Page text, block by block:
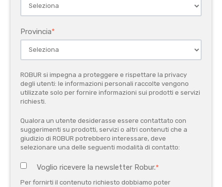
Provincia*
ROBUR si impegna a proteggere e rispettare la privacy
degli utenti: le informazioni personali raccolte vengono
utilizzate solo per fornire informazioni sui prodotti e servizi
richiesti.
Qualora un utente desiderasse essere contattato con
suggerimenti su prodotti, servizi o altri contenuti che a
giudizio di ROBUR potrebbero interessare, deve
selezionare una delle seguenti modalità di contatto:
Voglio ricevere la newsletter Robur.*
Per fornirti il contenuto richiesto dobbiamo poter